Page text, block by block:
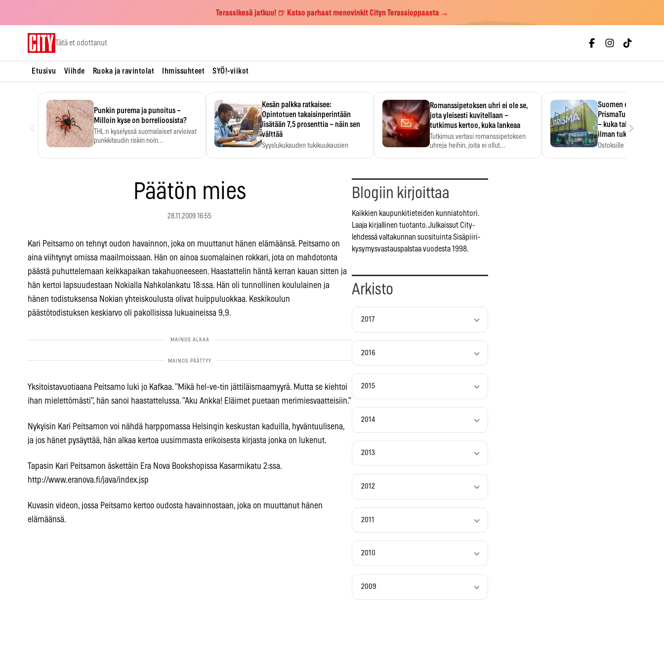
Terassikesä jatkuu! 🍺 Katso parhaat menovinkit Cityn Terassioppaasta →
Tätä et odottanut
Etusivu Viihde Ruoka ja ravintolat Ihmissuhteet SYÖ!-viikot
Punkin purema ja punoitus –
Milloin kyse on borrelioosista?
THL:n kyselyssä suomalaiset arvioivat
punkkitaudin riskin noin
Kesän palkka ratkaisee:
Opintotuen takaisinperintään
lisätään 7,5 prosenttia – näin sen
välttää
Syyslukukauden tukikuukausien
Romanssipetoksen uhri ei ole se,
jota yleisesti kuvitellaan –
tutkimus kertoo, kuka lankeaa
Tutkimus vertasi romanssipetoksen
uhreja heihin, joita ei ollut…
Suomen
PrismaTukku avautui
– kuka tahansa
ilman tukkukorttia
Ostoksille tarvitse
›
Päätön mies
28.11.2009 16:55
Kari Peitsamo on tehnyt oudon havainnon, joka on muuttanut hänen elämäänsä. Peitsamo on
aina viihtynyt omissa maailmoissaan. Hän on ainoa suomalainen rokkari, jota on mahdotonta
päästä puhuttelemaan keikkapaikan takahuoneeseen. Haastattelin häntä kerran kauan sitten ja
hän kertoi lapsuudestaan Nokialla Nahkolankatu 18:ssa. Hän oli tunnollinen koululainen ja
hänen todistuksensa Nokian yhteiskoulusta olivat huippuluokkaa. Keskikoulun
päästötodistuksen keskiarvo oli pakollisissa lukuaineissa 9,9.
Yksitoistavuotiaana Peitsamo luki jo Kafkaa. ”Mikä hel-ve-tin jättiläismaamyyrä. Mutta se kiehtoi
ihan mielettömästi”, hän sanoi haastattelussa. ”Aku Ankka! Eläimet puetaan merimiesvaatteisiin.”
Nykyisin Kari Peitsamon voi nähdä harppomassa Helsingin keskustan kaduilla, hyväntuulisena,
ja jos hänet pysäyttää, hän alkaa kertoa uusimmasta erikoisesta kirjasta jonka on lukenut.
Tapasin Kari Peitsamon äskettäin Era Nova Bookshopissa Kasarmikatu 2:ssa.
http://www.eranova.fi/java/index.jsp
Kuvasin videon, jossa Peitsamo kertoo oudosta havainnostaan, joka on muuttanut hänen
elämäänsä.
Blogiin kirjoittaa
Kaikkien kaupunkitieteiden kunniatohtori.
Laaja kirjallinen tuotanto. Julkaissut City-
lehdessä valtakunnan suosituinta Sisäpiiri-
kysymysvastauspalstaa vuodesta 1998.
Arkisto
2017
2016
2015
2014
2013
2012
2011
2010
2009